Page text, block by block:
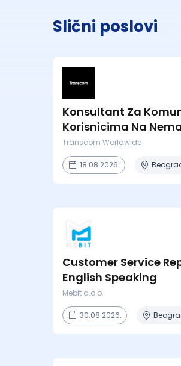
Slični poslovi
Konsultant Za
Korisnicima Na
Transcom Worldwide
18.08.2026.
Customer Service
English Speaking
Mebit d.o.o.
30.08.2026.